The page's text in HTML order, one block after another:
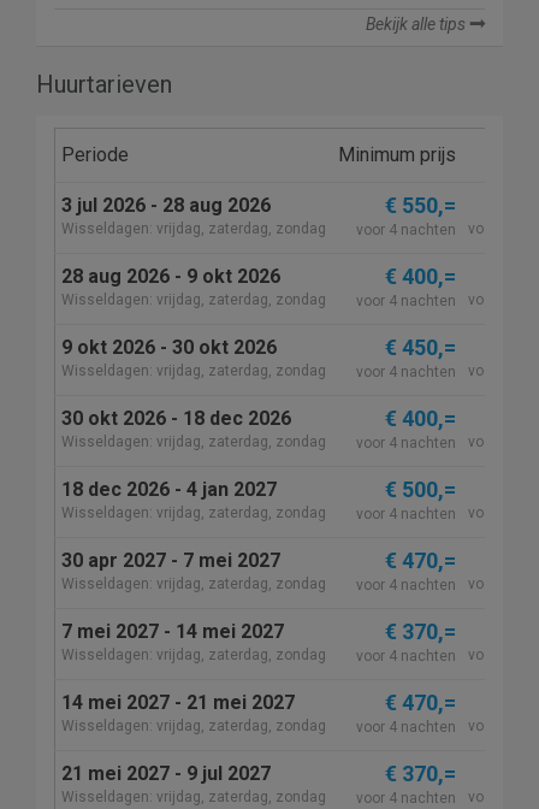
Bekijk alle tips
Huurtarieven
Periode Minimum prijs
3 jul 2026 - 28 aug 2026
Wisseldagen: vrijdag, zaterdag, zondag
€ 550,=
voor 4 nachten voor 7
28 aug 2026 - 9 okt 2026
Wisseldagen: vrijdag, zaterdag, zondag
€ 400,=
voor 4 nachten voor 7
9 okt 2026 - 30 okt 2026
Wisseldagen: vrijdag, zaterdag, zondag
€ 450,=
voor 4 nachten voor 7
30 okt 2026 - 18 dec 2026
Wisseldagen: vrijdag, zaterdag, zondag
€ 400,=
voor 4 nachten voor 7
18 dec 2026 - 4 jan 2027
Wisseldagen: vrijdag, zaterdag, zondag
€ 500,=
voor 4 nachten voor 7
30 apr 2027 - 7 mei 2027
Wisseldagen: vrijdag, zaterdag, zondag
€ 470,=
voor 4 nachten voor 7
7 mei 2027 - 14 mei 2027
Wisseldagen: vrijdag, zaterdag, zondag
€ 370,=
voor 4 nachten voor 7
14 mei 2027 - 21 mei 2027
Wisseldagen: vrijdag, zaterdag, zondag
€ 470,=
voor 4 nachten voor 7
21 mei 2027 - 9 jul 2027
Wisseldagen: vrijdag, zaterdag, zondag
€ 370,=
voor 4 nachten voor 7